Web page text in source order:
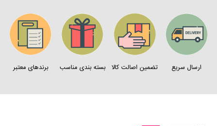
ارسال سریع تضمین اصالت کالا بسته بندی مناسب برندهای معتبر